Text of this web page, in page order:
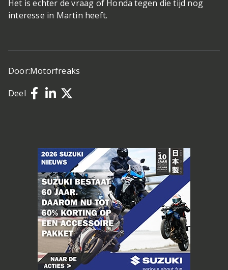
Het is echter de vraag of Honda tegen die tijd nog
interesse in Martin heeft.
Door:Motorfreaks
Deel